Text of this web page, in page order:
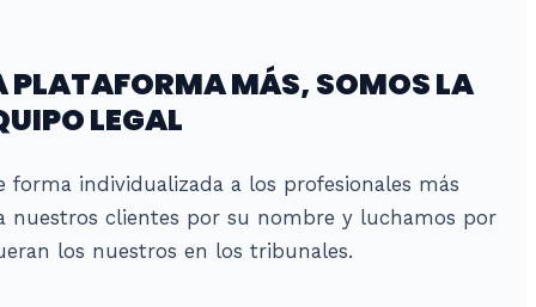
PLATAFORMA MÁS, SOMOS LA
LEGAL
forma individualizada a los profesionales más
nuestros clientes por su nombre y luchamos por
los nuestros en los tribunales.